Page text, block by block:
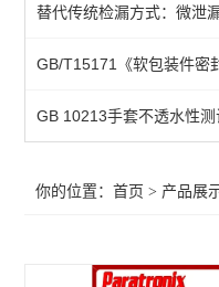
球囊导管爆破压力测试仪
摩擦力测试仪
织物静电衰减性测试仪
GB/T15171《软包装件密
GB 10213手套不透水性测
你的位置：首页 > 产品展